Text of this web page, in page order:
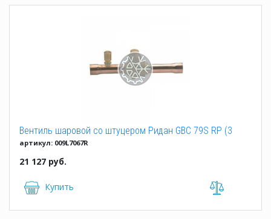
Вентиль шаровой со штуцером Ридан GBC 79S RP (3
1/8")
артикул: 009L7067R
21 127 руб.
Купить